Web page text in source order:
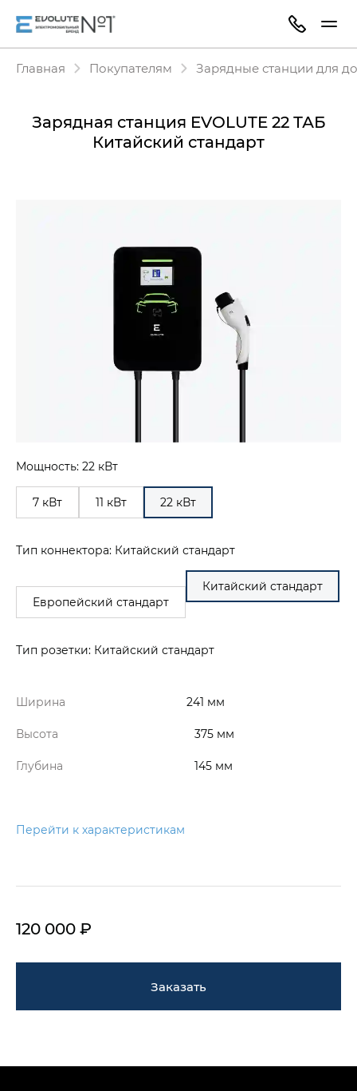
Главная Покупателям Зарядные станции для
Зарядная станция EVOLUTE 22 ТАБ
Китайский стандарт
Мощность: 22 кВт
7 кВт 11 кВт 22 кВт
Тип коннектора: Китайский стандарт
Европейский стандарт
Китайский стандарт
Тип розетки: Китайский стандарт
Ширина 241 мм
Высота 375 мм
Глубина 145 мм
Перейти к характеристикам
120 000 ₽
Заказать